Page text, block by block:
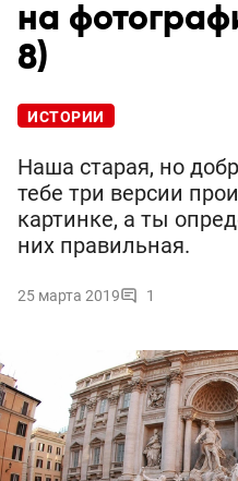
на
8)
ИСТОРИИ
Наша старая, но
тебе три версии
картинке, а ты
них правильная.
25 марта 2019 1